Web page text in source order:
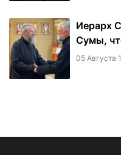
Иерарх
Сумы,
05 Августа